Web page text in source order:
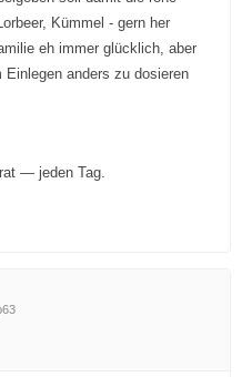
Kümmel - gern her
eh immer glücklich, aber
anders zu dosieren
— jeden Tag.